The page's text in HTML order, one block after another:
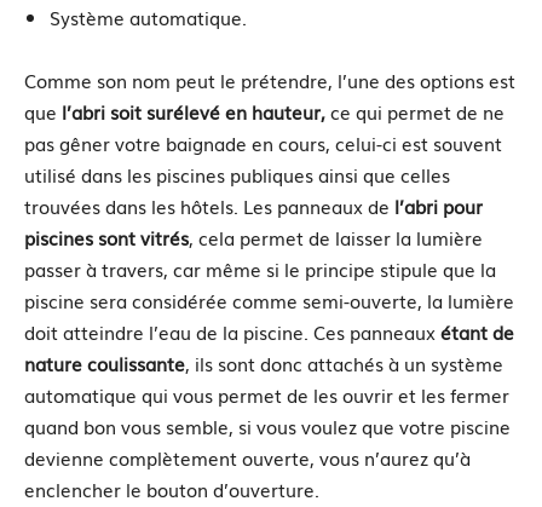
Système automatique.
Comme son nom peut le prétendre, l’une des options est
que l’abri soit surélevé en hauteur,ce qui permet de ne
pas gêner votre baignade en cours, celui-ci est souvent
utilisé dans les piscines publiques ainsi que celles
trouvées dans les hôtels. Les panneaux de l’abri pour
piscines sont vitrés, cela permet de laisser la lumière
passer à travers, car même si le principe stipule que la
piscine sera considérée comme semi-ouverte, la lumière
doit atteindre l’eau de la piscine. Ces panneauxétant de
nature coulissante, ils sont donc attachés à un système
automatique qui vous permet de les ouvrir et les fermer
quand bon vous semble, si vous voulez que votre piscine
devienne complètement ouverte, vous n’aurez qu’à
enclencher le bouton d’ouverture.